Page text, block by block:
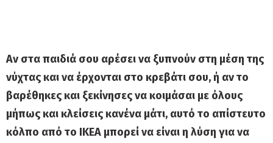
Αν στα παιδιά σου αρέσει να ξυπνούν στη μέση της
νύχτας και να έρχονται στο κρεβάτι σου, ή αν το
βαρέθηκες και ξεκίνησες να κοιμάσαι με όλους
μήπως και κλείσεις κανένα μάτι, αυτό το απίστευτο
κόλπο από το ΙΚΕΑ μπορεί να είναι η λύση για να